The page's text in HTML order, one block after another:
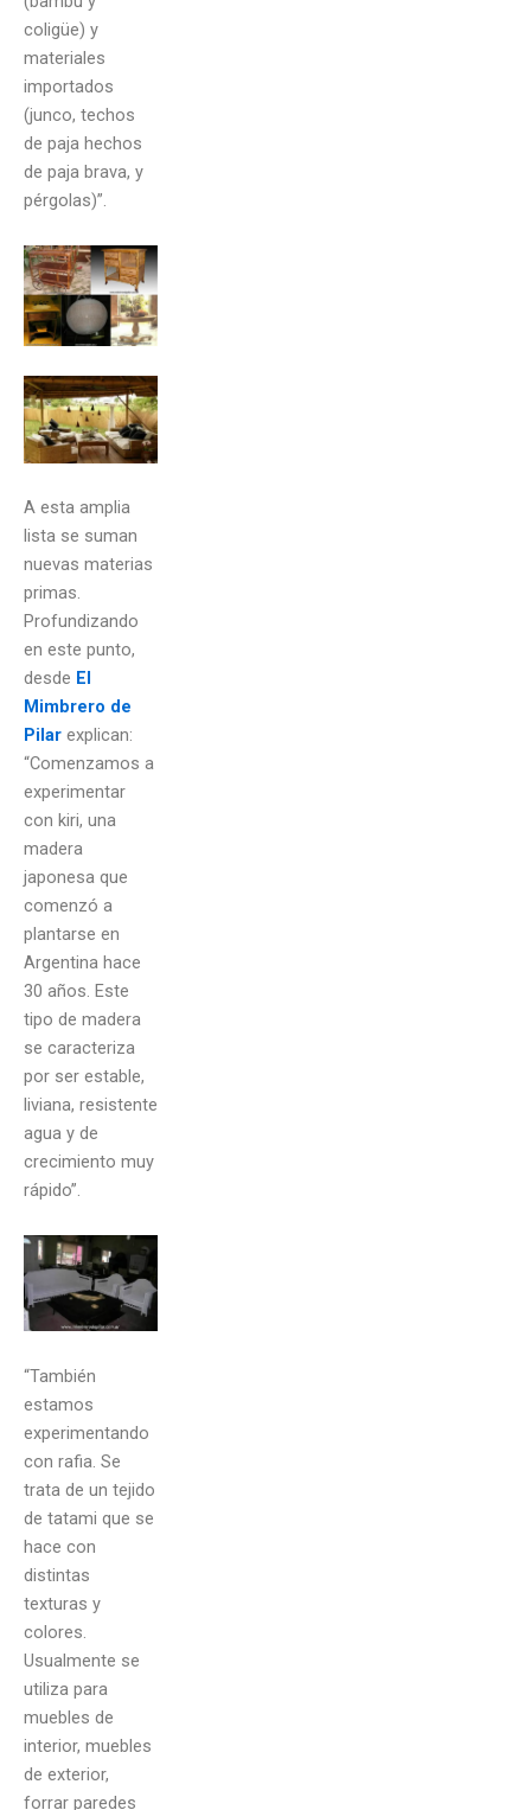
coligüe) y
materiales
importados
(junco, techos
de paja hechos
de paja brava, y
pérgolas)”.
A esta amplia
lista se suman
nuevas materias
primas.
Profundizando
en este punto,
desde El
Mimbrero de
Pilar explican:
“Comenzamos a
experimentar
con kiri, una
madera
japonesa que
comenzó a
plantarse en
Argentina hace
30 años. Este
tipo de madera
se caracteriza
por ser estable,
liviana, resistente
agua y de
crecimiento muy
rápido”.
“También
estamos
experimentando
con rafia. Se
trata de un tejido
de tatami que se
hace con
distintas
texturas y
colores.
Usualmente se
utiliza para
muebles de
interior, muebles
de exterior,
forrar paredes